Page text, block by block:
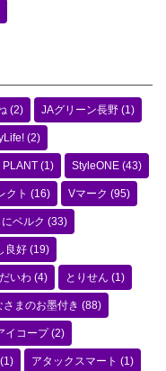
(2) JAグリーン長野 (1)
(2)
PLANT (1) StyleONE (43)
クト (16) Vマーク (95)
にベルク (33)
良好 (19)
だいわ (4) とりせん (1)
さまのお墨付き (88)
イコープ(2)
(1) アタックスマート (1)